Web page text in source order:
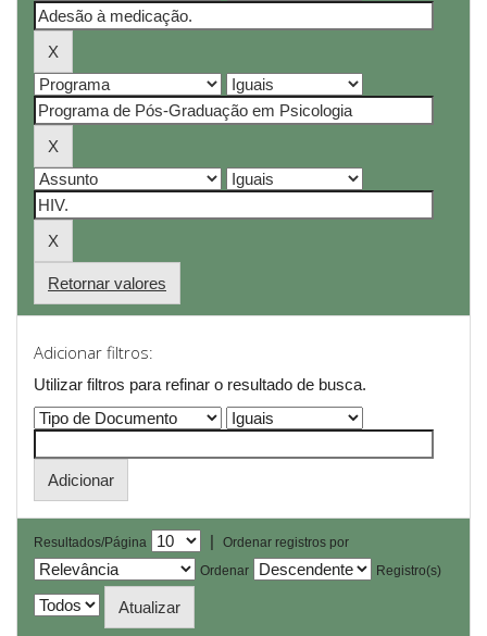
Retornar valores
Adicionar filtros:
Utilizar filtros para refinar o resultado de busca.
Resultados/Página |
Ordenar registros por
Ordenar
Registro(s)